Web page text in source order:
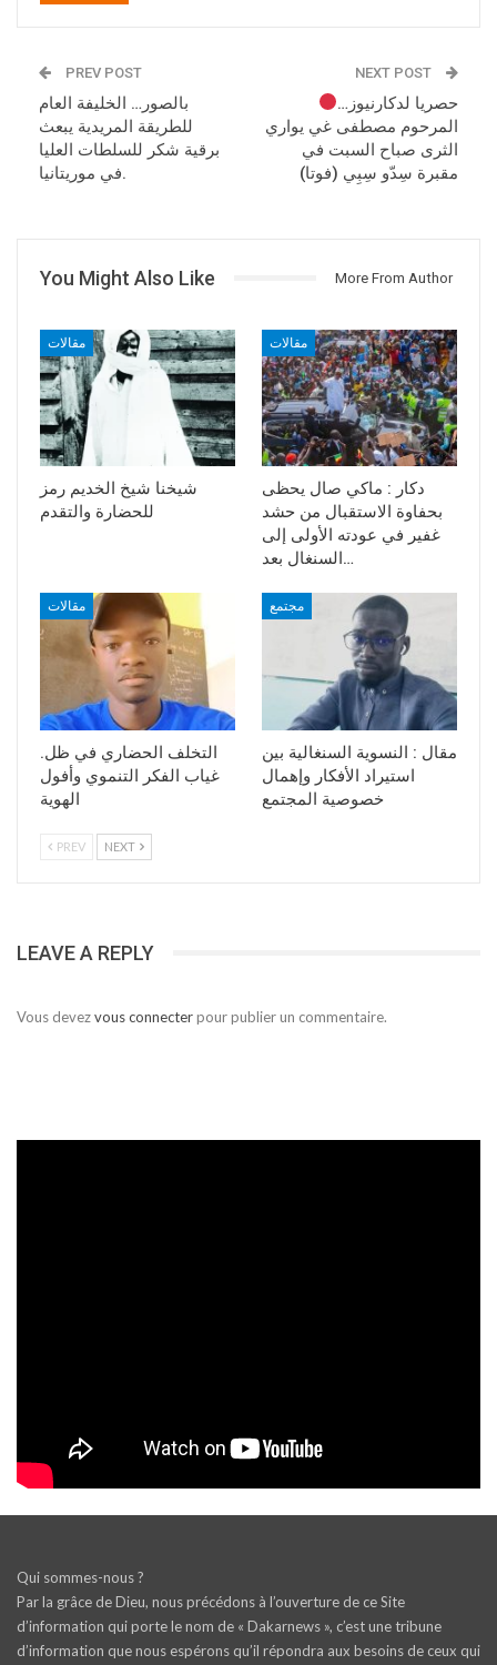
PREV POST
بالصور… الخليفة العام
للطريقة المريدية يبعث
برقية شكر للسلطات العليا
في موريتانيا.
NEXT POST
حصريا لدكارنيوز…
المرحوم مصطفى غي يواري
الثرى صباح السبت في
مقبرة سِدّو سِبِي (فوتا)
You Might Also Like More From Author
مقالات
شيخنا شيخ الخديم رمز
للحضارة والتقدم
مقالات
دكار : ماكي صال يحظى
بحفاوة الاستقبال من حشد
غفير في عودته الأولى إلى
السنغال بعد…
مقالات
.التخلف الحضاري في ظل
غياب الفكر التنموي وأفول
الهوية
مجتمع
مقال : النسوية السنغالية بين
استيراد الأفكار وإهمال
خصوصية المجتمع
PREV NEXT
LEAVE A REPLY
Vous devezvous connecterpour publier un commentaire.
Qui sommes-nous ?
Par la grâce de Dieu, nous précédons à l’ouverture de ce Site
d’information qui porte le nom de « Dakarnews », c’est une tribune
d’information que nous espérons qu’il répondra aux besoins de ceux qui